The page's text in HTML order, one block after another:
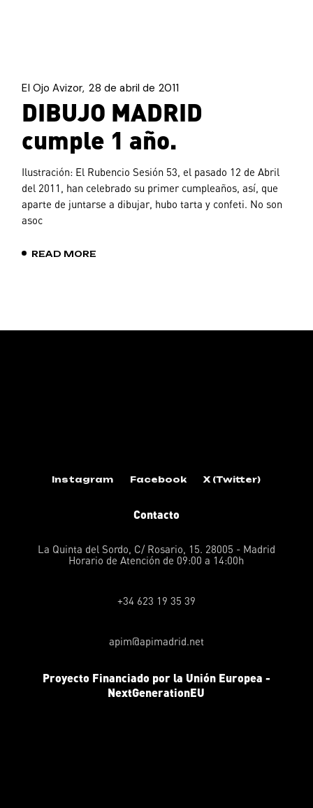
El Ojo Avizor 28 de abril de 2011
DIBUJO MADRID
cumple 1 año.
Ilustración: El Rubencio Sesión 53, el pasado 12 de Abril
del 2011, han celebrado su primer cumpleaños, así, que
aparte de juntarse a dibujar, hubo tarta y confeti. No son
asoc
READ MORE
Instagram Facebook X (Twitter)
Contacto
La Quinta del Sordo, C/ Rosario, 15. 28005 - Madrid
Horario de Atención de 09:00 a 14:00h
+34 623 19 35 39
apim@apimadrid.net
Proyecto Financiado por la Unión Europea -
NextGenerationEU